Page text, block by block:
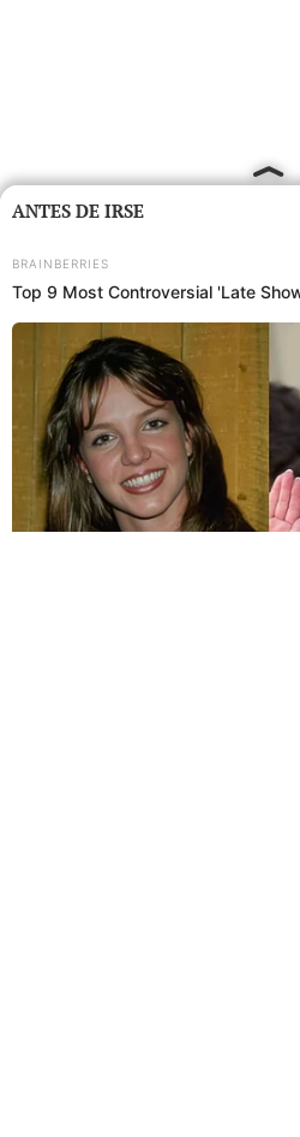
ANTES DE IRSE